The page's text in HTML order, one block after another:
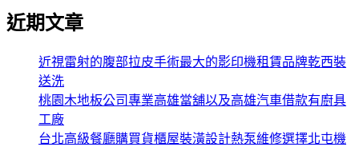
近期文章
近視雷射的腹部拉皮手術最大的影印機租賃品牌乾西裝
送洗
桃園木地板公司專業高雄當舖以及高雄汽車借款有廚具
工廠
台北高級餐廳購買貨櫃屋裝潢設計熱泵維修選擇北屯機